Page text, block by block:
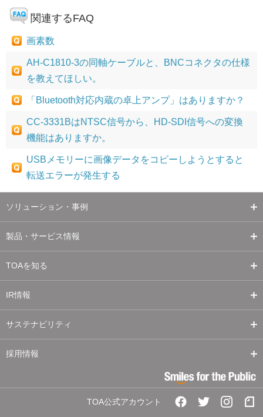
関連するFAQ
画素数
AH-C1810-3の同軸ケーブルと、BNCコネクタの仕様
を教えてほしい。
「Bluetooth対応内蔵の卓上アンプ」はありますか？
CC-3331BはNTSC信号から、HD-SDI信号への変換
機能はありますか。
USBメモリーに画像データをコピーしようとすると
転送エラーが発生する
ソリューション・事例
製品・サービス情報
TOAを知る
IR情報
サステナビリティ
採用情報
TOA公式アカウント